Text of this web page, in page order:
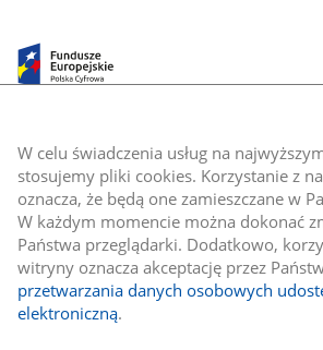
W celu świadczenia usług na
stosujemy pliki cookies. Korzystanie z
oznacza, że będą one zamieszczane w
W każdym momencie można dokonać
Państwa przeglądarki. Dodatkowo,
witryny oznacza akceptację przez
przetwarzania danych osobowych
elektroniczną.